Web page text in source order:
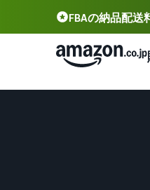
FBAの納品配送